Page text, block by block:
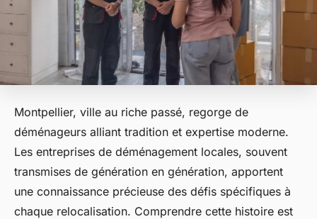
Montpellier, ville au riche passé, regorge de
déménageurs alliant tradition et expertise moderne.
Les entreprises de déménagement locales, souvent
transmises de génération en génération, apportent
une connaissance précieuse des défis spécifiques à
chaque relocalisation. Comprendre cette histoire est